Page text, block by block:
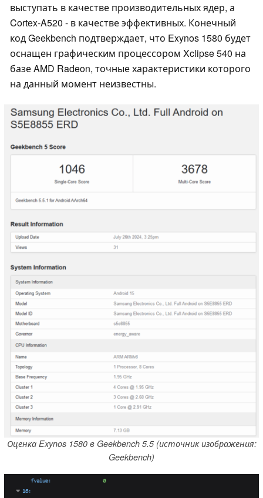
выступать в качестве производительных ядер, а
Cortex-A520 - в качестве эффективных. Конечный
код Geekbench подтверждает, что Exynos 1580 будет
оснащен графическим процессором Xclipse 540 на
базе AMD Radeon, точные характеристики которого
на данный момент неизвестны.
Оценка Exynos 1580 в Geekbench 5.5 (источник изображения:
Geekbench)